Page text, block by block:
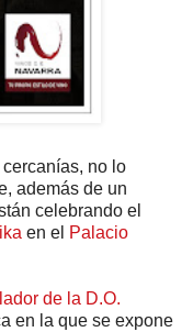
no lo
además de un
celebrando el
en el Palacio
de la D.O.
en la que se expone